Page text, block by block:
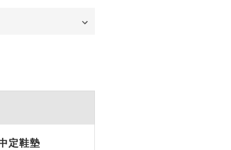
定鞋墊